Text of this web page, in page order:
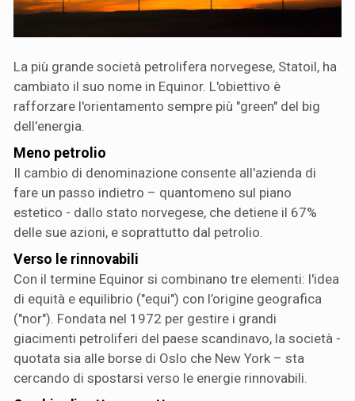
La più grande società petrolifera norvegese, Statoil, ha
cambiato il suo nome in Equinor. L'obiettivo è
rafforzare l'orientamento sempre più "green" del big
dell'energia.
Meno petrolio
Il cambio di denominazione consente all'azienda di
fare un passo indietro – quantomeno sul piano
estetico - dallo stato norvegese, che detiene il 67%
delle sue azioni, e soprattutto dal petrolio.
Verso le rinnovabili
Con il termine Equinor si combinano tre elementi: l'idea
di equità e equilibrio ("equi") con l’origine geografica
("nor"). Fondata nel 1972 per gestire i grandi
giacimenti petroliferi del paese scandinavo, la società -
quotata sia alle borse di Oslo che New York – sta
cercando di spostarsi verso le energie rinnovabili.